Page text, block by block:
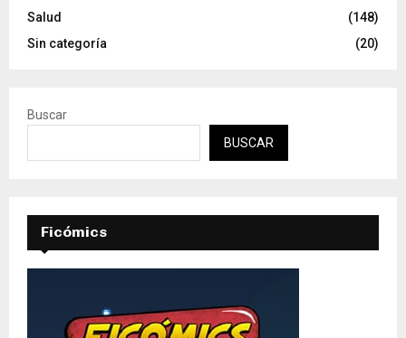
Salud
(148)
Sin categoría
(20)
Buscar
BUSCAR
Ficómics